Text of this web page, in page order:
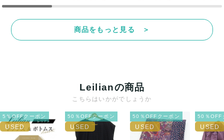
決済方法
送料：¥1,650 (見込み)
送料表を確認する
出荷目安：5営業日以内
出荷予定日：なるべく最短で発送致します。
商品をもっと見る ＞
Leilianの商品
こちらはいかがでしょうか
5％OFFクーポン 50％OFFクーポン 50％OFFクーポン 50％OFF